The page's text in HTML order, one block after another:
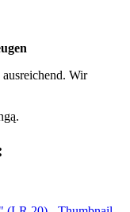
Wir